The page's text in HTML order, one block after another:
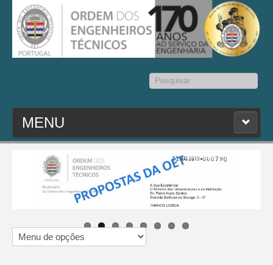
Pesquisar...
MENU
PESQ. MEMBROS
ESTATUTO
SEDAP